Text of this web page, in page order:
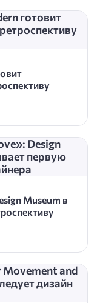
готовит
Design
первую
Museum в
Movement and
дизайн